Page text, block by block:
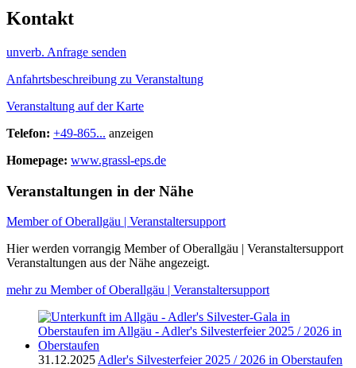
Kontakt
unverb. Anfrage senden
Anfahrtsbeschreibung zu Veranstaltung
Veranstaltung auf der Karte
Telefon: +49-865... anzeigen
Homepage: www.grassl-eps.de
Veranstaltungen in der Nähe
Member of Oberallgäu | Veranstaltersupport
Hier werden vorrangig Member of Oberallgäu | Veranstaltersupport
Veranstaltungen aus der Nähe angezeigt.
mehr zu Member of Oberallgäu | Veranstaltersupport
31.12.2025 Adler's Silvesterfeier 2025 / 2026 in Oberstaufen